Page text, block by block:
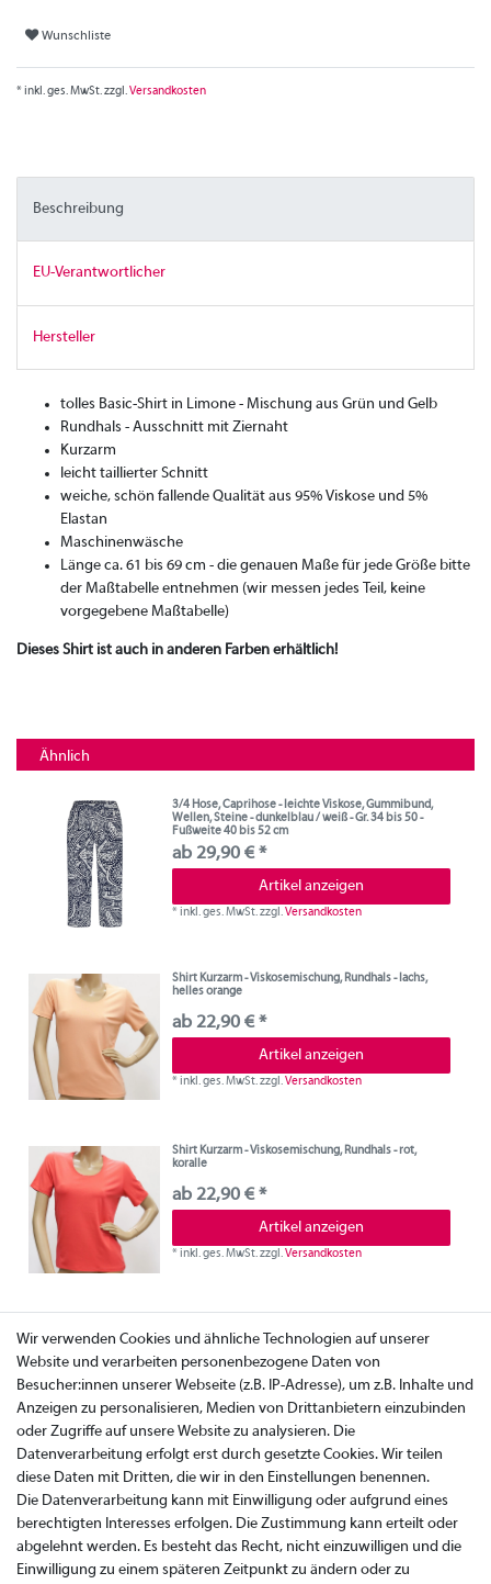
Wunschliste
* inkl. ges. MwSt. zzgl.Versandkosten
Beschreibung
EU-Verantwortlicher
Hersteller
tolles Basic-Shirt in Limone - Mischung aus Grün und Gelb
Rundhals - Ausschnitt mit Ziernaht
Kurzarm
leicht taillierter Schnitt
weiche, schön fallende Qualität aus 95% Viskose und 5%
Elastan
Maschinenwäsche
Länge ca. 61 bis 69 cm - die genauen Maße für jede Größe bitte
der Maßtabelle entnehmen (wir messen jedes Teil, keine
vorgegebene Maßtabelle)
Dieses Shirt ist auch in anderen Farben erhältlich!
Ähnlich
3/4 Hose, Caprihose - leichte Viskose, Gummibund,
Wellen, Steine - dunkelblau / weiß - Gr. 34 bis 50 -
Fußweite 40 bis 52 cm
ab 29,90 € *
Artikel anzeigen
*inkl. ges. MwSt.zzgl.Versandkosten
Shirt Kurzarm - Viskosemischung, Rundhals - lachs,
helles orange
ab 22,90 € *
Artikel anzeigen
*inkl. ges. MwSt.zzgl.Versandkosten
Shirt Kurzarm - Viskosemischung, Rundhals - rot,
koralle
ab 22,90 € *
Artikel anzeigen
*inkl. ges. MwSt.zzgl.Versandkosten
Wir verwenden Cookies und ähnliche Technologien auf unserer
Website und verarbeiten personenbezogene Daten von
Besucher:innen unserer Webseite (z.B. IP-Adresse), um z.B. Inhalte und
Anzeigen zu personalisieren, Medien von Drittanbietern einzubinden
oder Zugriffe auf unsere Website zu analysieren. Die
Datenverarbeitung erfolgt erst durch gesetzte Cookies. Wir teilen
diese Daten mit Dritten, die wir in den Einstellungen benennen.
Die Datenverarbeitung kann mit Einwilligung oder aufgrund eines
berechtigten Interesses erfolgen. Die Zustimmung kann erteilt oder
abgelehnt werden. Es besteht das Recht, nicht einzuwilligen und die
Einwilligung zu einem späteren Zeitpunkt zu ändern oder zu